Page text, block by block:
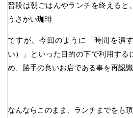
普段は朝ごはんやランチを終えると
うさかい珈琲
ですが、今回のように「時間を潰
い）」といった目的の下で利用する
め、勝手の良いお店である事を再認識
なんならこのまま、ランチまでをも